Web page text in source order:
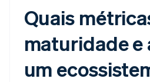
Quais
maturidade e
um